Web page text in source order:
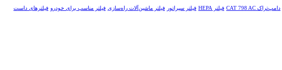
دامپ‌تراک CAT 798 AC فیلتر HEPA فیلتر سپراتور فیلتر ماشین‌آلات راه‌سازی فیلتر مناسب برای خودرو فیلترهای داست